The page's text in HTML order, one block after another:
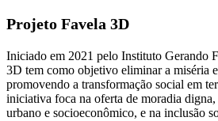
Projeto Favela 3D
Iniciado em 2021 pelo Instituto Gerando
3D tem como objetivo eliminar a miséria
promovendo a transformação social em
iniciativa foca na oferta de moradia
urbano e socioeconômico, e na inclusão